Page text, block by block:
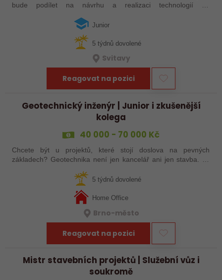
bude podílet na návrhu a realizaci technologií do
projekty, orientujete se ve…Junior
5 týdnů dovolené
Svitavy
Reagovat na pozici
Geotechnický inženýr | Junior i zkušenější
kolega
40 000 - 70 000 Kč
Chcete být u projektů, které stojí doslova na pevných
základech? Geotechnika není jen kancelář ani jen stavba. Je
hledání řešení, která rozhodují…5 týdnů dovolené
Home Office
Brno-město
Reagovat na pozici
Mistr stavebních projektů | Služební vůz i
soukromě